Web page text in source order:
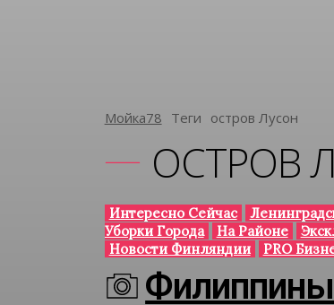
Мойка78 Теги Остров Лусон
ОСТРОВ
Интересно Сейчас
Уборки Города
На Районе
Новости Финляндии
PRO